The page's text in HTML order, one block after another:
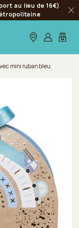
au lieu de 16€)
Nos boutiques
S’identifier
Mon
mini ruban bleu